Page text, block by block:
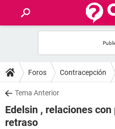
FOROS
SALUD
FAMILIA
Foros Contracepción
Tema Anterior
Edelsin , relaciones
retraso